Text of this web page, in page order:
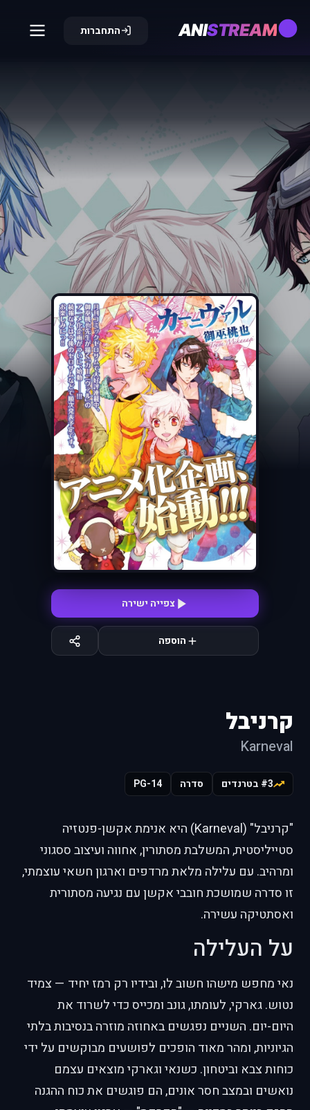
ANISTREAM התחברות
צפייה ישירה
הוספה
קרניבל
Karneval
#3 בטרנדים סדרה PG-14
"קרניבל" (Karneval) היא אנימת אקשן-פנטזיה
סטייליסטית, המשלבת מסתורין, אחווה ועיצוב ססגוני
ומרהיב. עם עלילה מלאת מרדפים וארגון חשאי עוצמתי,
זו סדרה שמושכת חובבי אקשן עם נגיעה מסתורית
ואסתטיקה עשירה.
על העלילה
נאי מחפש מישהו חשוב לו, ובידיו רק רמז יחיד — צמיד
נטוש. גארקי, לעומתו, גונב ומכייס כדי לשרוד את
היום-יום. השניים נפגשים באחוזה מוזרה בנסיבות בלתי
הגיוניות, ומהר מאוד הופכים לפושעים מבוקשים על ידי
כוחות צבא וביטחון. כשנאי וגארקי מוצאים עצמם
נואשים ובמצב חסר אונים, הם פוגשים את כוח ההגנה